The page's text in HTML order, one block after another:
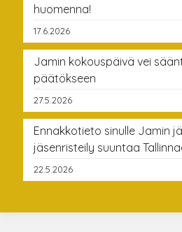
huomenna!
17.6.2026
Jamin kokouspäivä vei
päätökseen
27.5.2026
Ennakkotieto sinulle Jamin
jäsenristeily suuntaa
22.5.2026